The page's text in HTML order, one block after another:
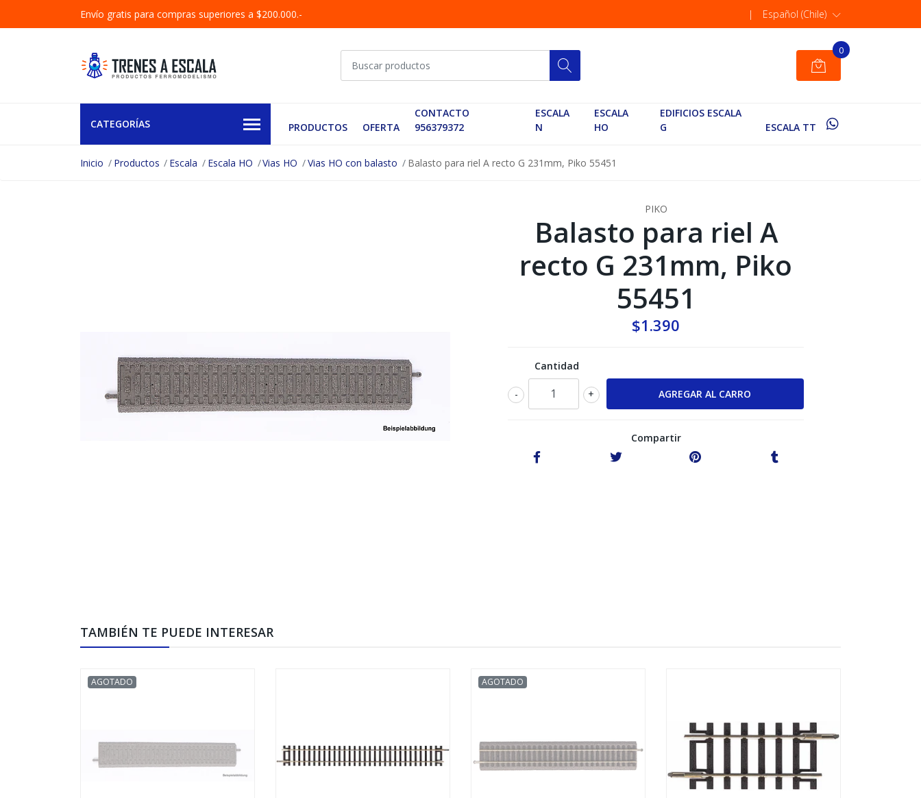
Envío gratis para compras superiores a $200.000.- | Español (Chile)
0
CATEGORÍAS PRODUCTOS OFERTA
CONTACTO
956379372
ESCALA
N
ESCALA
HO
EDIFICIOS ESCALA
G
ESCALA TT
Inicio Productos Escala Escala HO Vias HO Vias HO con balasto Balasto para riel A recto G 231mm, Piko 55451
PIKO
Balasto para riel A
recto G 231mm, Piko
55451
$1.390
Cantidad
+
-
Compartir
TAMBIÉN TE PUEDE INTERESAR
AGOTADO AGOTADO